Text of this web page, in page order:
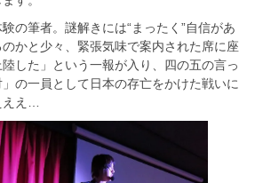
の筆者。謎解きには“まったく”自信があ
かと少々、緊張気味で案内された席に座
した」という一報が入り、四の五の言っ
の一員として日本の存亡をかけた戦いに
え…